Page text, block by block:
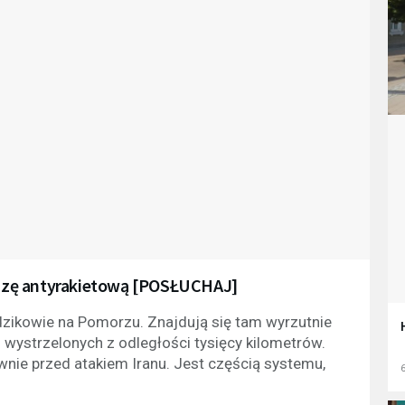
antyrakietową [POSŁUCHAJ]
na Pomorzu. Znajdują się tam wyrzutnie
z odległości tysięcy kilometrów.
przed atakiem Iranu. Jest częścią systemu,